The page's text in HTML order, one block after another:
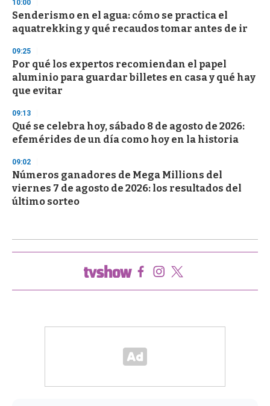
10:00
Senderismo en el agua: cómo se practica el
aquatrekking y qué recaudos tomar antes de ir
09:25
Por qué los expertos recomiendan el papel
aluminio para guardar billetes en casa y qué hay
que evitar
09:13
Qué se celebra hoy, sábado 8 de agosto de 2026:
efemérides de un día como hoy en la historia
09:02
Números ganadores de Mega Millions del
viernes 7 de agosto de 2026: los resultados del
último sorteo